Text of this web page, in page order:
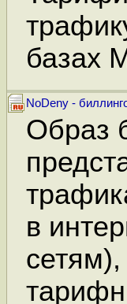
базах
NoDeny -
Образ
в